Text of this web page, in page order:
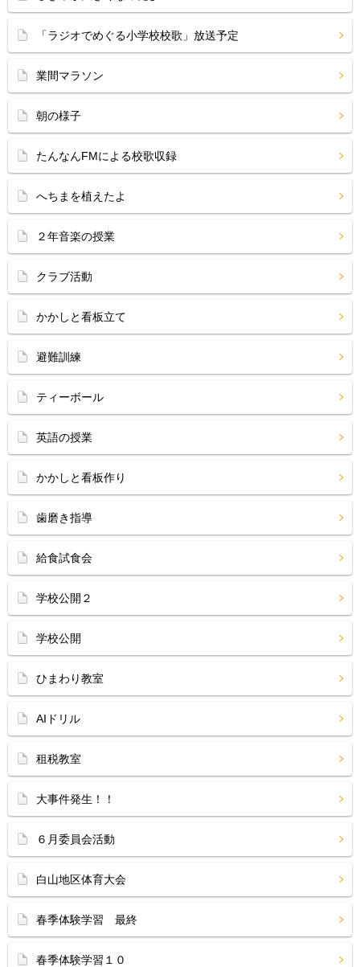
「ラジオでめぐる小学校校歌」放送予定
業間マラソン
朝の様子
たんなんFMによる校歌収録
へちまを植えたよ
２年音楽の授業
クラブ活動
かかしと看板立て
避難訓練
ティーボール
英語の授業
かかしと看板作り
歯磨き指導
給食試食会
学校公開２
学校公開
ひまわり教室
AIドリル
租税教室
大事件発生！！
６月委員会活動
白山地区体育大会
春季体験学習 最終
春季体験学習１０